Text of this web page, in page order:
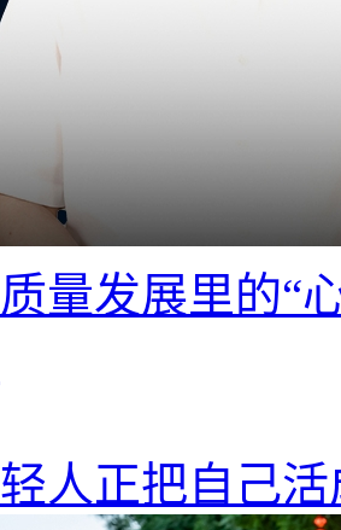
量发展里的“
人正把自己活